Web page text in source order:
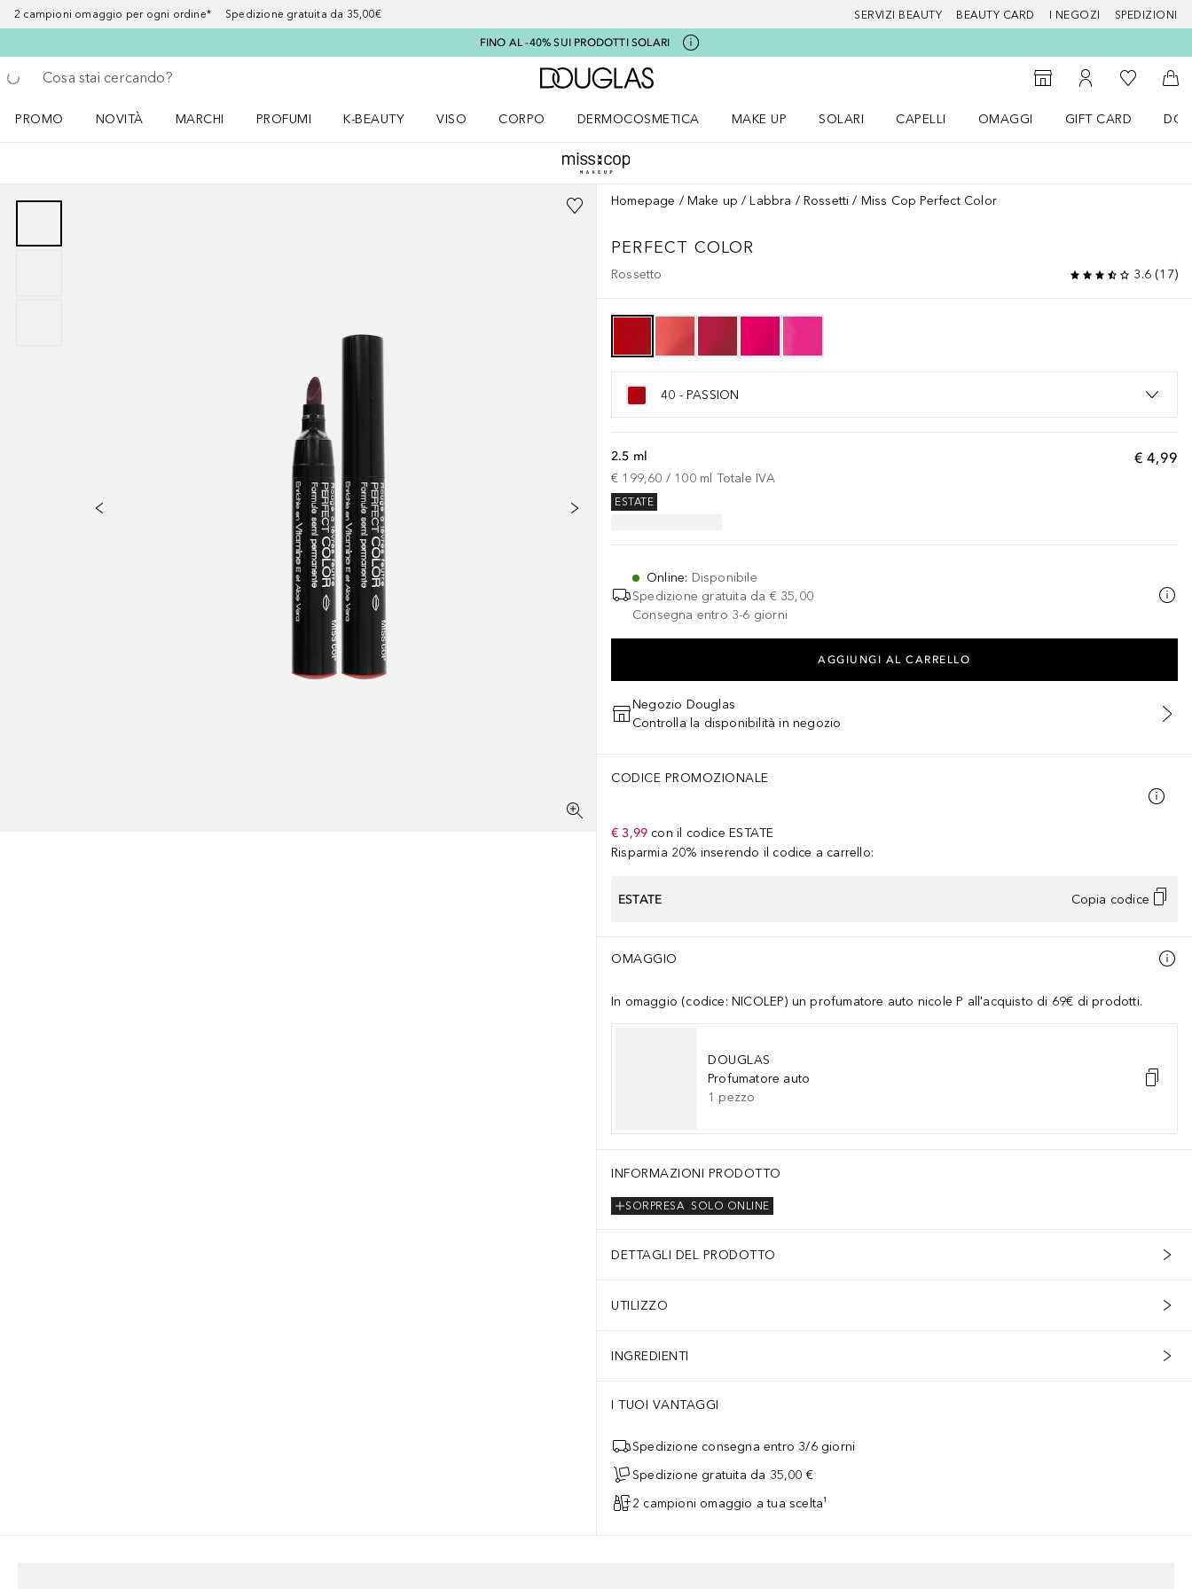
2 campioni omaggio per ogni ordine* Spedizione gratuita da 35,00€ SERVIZI BEAUTY BEAUTY CARD I NEGOZI SPEDIZIONI
FINO AL -40% SUI PRODOTTI SOLARI
Torna indietro
Esegui ricerca
A Douglas Home
StorefinderAl Mio Account
Alla Mia
Al
PROMO
NOVITÀ
MARCHI
PROFUMI
K-BEAUTY
VISO
CORPO
DERMOCOSMETICA
MAKE UP
SOLARI
CAPELLI
OMAGGI
GIFT CARD
Homepage Make up Labbra Rossetti Miss Cop Perfect Color
PERFECT COLOR
Rossetto 3.6(17)
40 - PASSION
€ 4,99
2.5 ml
€ 199,60 / 100 ml Totale IVA
ESTATE
Online: Disponibile
Spedizione gratuita da € 35,00
Consegna entro 3-6 giorni
AGGIUNGI AL CARRELLO
Negozio Douglas
Controlla la disponibilità in negozio
CODICE PROMOZIONALE
€ 3,99 con il codice ESTATE
Risparmia 20% inserendo il codice a carrello:
ESTATE Copia codice
OMAGGIO
In omaggio (codice: NICOLEP) un profumatore auto nicole P all'acquisto di 69€ di prodotti.
DOUGLAS
Profumatore auto
1 pezzo
INFORMAZIONI PRODOTTO
SOLO ONLINE
SORPRESA
DETTAGLI DEL PRODOTTO
UTILIZZO
INGREDIENTI
I TUOI VANTAGGI
Spedizione consegna entro 3/6 giorni
Spedizione gratuita da 35,00 €
2 campioni omaggio a tua scelta¹